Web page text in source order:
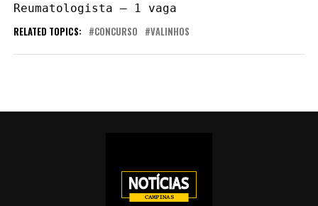
Reumatologista – 1 vaga
RELATED TOPICS:
CONCURSO VALINHOS